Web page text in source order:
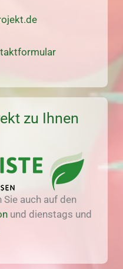
zu Ihnen
Sie auch auf den
und dienstags und